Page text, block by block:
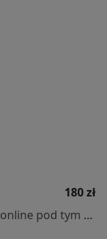
180 zł
Specjalista nie oferuje umawiania online pod tym adresem.